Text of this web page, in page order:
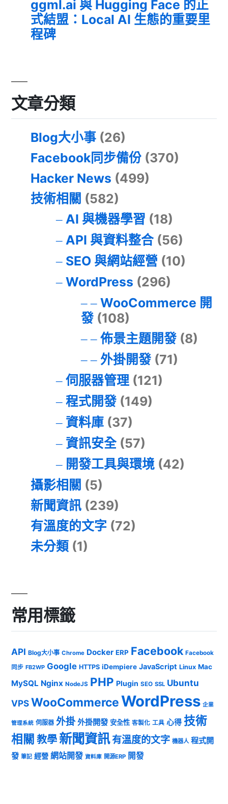
ggml.ai 與 Hugging Face 的正
式結盟：Local AI 生態的重要里
程碑
文章分類
Blog大小事 (26)
Facebook同步備份 (370)
Hacker News (499)
技術相關 (582)
AI 與機器學習 (18)
API 與資料整合(56)
SEO 與網站經營 (10)
WordPress (296)
WooCommerce 開
發(108)
佈景主題開發(8)
外掛開發(71)
伺服器管理(121)
程式開發(149)
資料庫(37)
資訊安全(57)
開發工具與環境(42)
攝影相關 (5)
新聞資訊 (239)
有溫度的文字 (72)
未分類 (1)
常用標籤
API Blog大小事 Chrome Docker ERP Facebook Facebook
同步 FB2WP Google HTTPS iDempiere JavaScript Linux Mac
MySQL Nginx NodeJS PHP Plugin SEO SSL Ubuntu
VPSWooCommerceWordPress 企業
管理系統 伺服器 外掛 外掛開發 安全性 客製化 工具 心得 技術
相關 教學 新聞資訊有溫度的文字 機器人 程式開
發 筆記 經營 網站開發 資料庫 開源ERP 開發